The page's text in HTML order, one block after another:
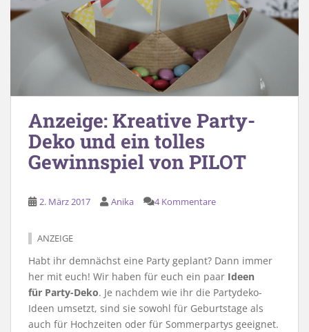
Anzeige: Kreative Party-
Deko und ein tolles
Gewinnspiel von PILOT
2. März 2017 Anika 4 Kommentare
ANZEIGE
Habt ihr demnächst eine Party geplant? Dann immer
her mit euch! Wir haben für euch ein paar Ideen
für Party-Deko. Je nachdem wie ihr die Partydeko-
Ideen umsetzt, sind sie sowohl für Geburtstage als
auch für Hochzeiten oder für Sommerpartys geeignet.